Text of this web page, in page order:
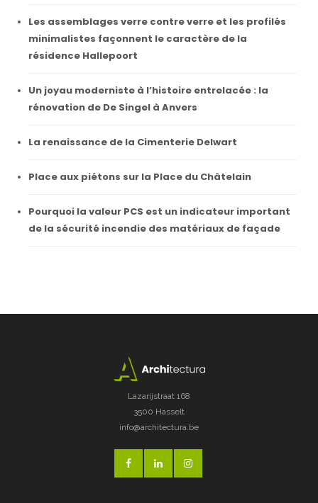
Les assemblages verre contre verre et les profilés
minimalistes façonnent le caractère de la
résidence Hallepoort
Un joyau moderniste à l’histoire entrelacée : la
rénovation de De Singel à Anvers
La renaissance de la Cimenterie Delwart
Place aux piétons sur la Place du Châtelain
Pourquoi la valeur PCS est un indicateur important
de la sécurité incendie des matériaux de façade
Lazarijstraat 168
3500 Hasselt
info@architectura.be